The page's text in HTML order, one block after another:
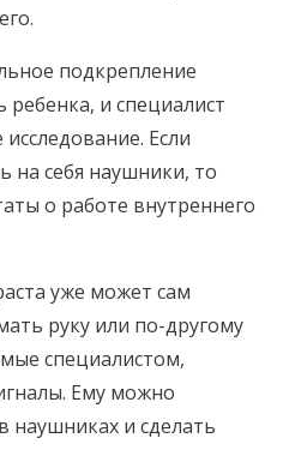
подкрепление
ребенка, и специалист
Если
на себя наушники, то
о работе внутреннего
уже может сам
руку или по-другому
специалистом,
Ему можно
наушниках и сделать